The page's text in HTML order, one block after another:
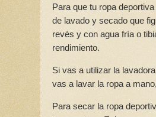
Para que tu ropa
de lavado y secado que
revés y con agua fría o
rendimiento.
Si vas a utilizar la
vas a lavar la ropa a
Para secar la ropa